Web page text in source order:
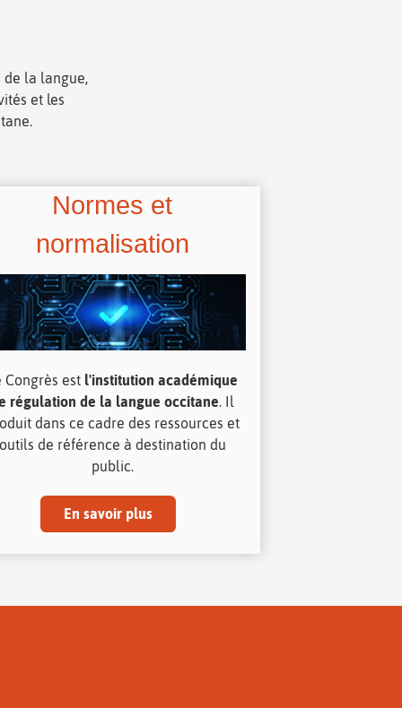
de la langue,
et les
Normes et
normalisation
Congrès est l'institution académique
régulation de la langue occitane. Il
dans ce cadre des ressources et
outils de référence à destination du
public.
En savoir plus